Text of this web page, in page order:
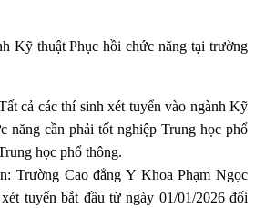
Kỹ thuật Phục hồi chức năng tại trường
cả các thí sinh xét tuyển vào ngành Kỹ
năng cần phải tốt nghiệp Trung học phổ
học phổ thông.
Trường Cao đẳng Y Khoa Phạm Ngọc
tuyển bắt đầu từ ngày 01/01/2026 đối